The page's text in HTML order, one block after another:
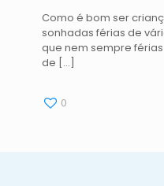
Como é bom ser
sonhadas férias de
que nem sempre
de […]
0